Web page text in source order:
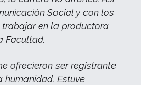
Social y con los
trabajar en la productora
Facultad.
ofrecieron ser registrante
humanidad. Estuve